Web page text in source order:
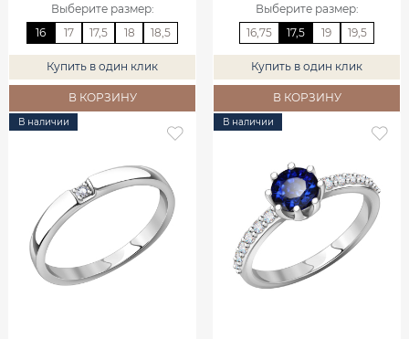
Выберите размер:
16
17 17,5 18 18,5
Купить в один клик
В КОРЗИНУ
Выберите размер:
16,75
17,5 19 19,5
Купить в один клик
В КОРЗИНУ
В наличии В наличии